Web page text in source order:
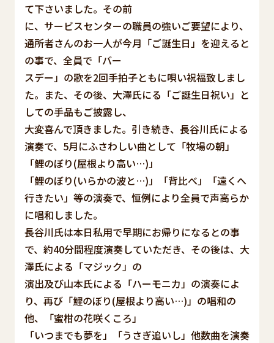
て下さいました。その前
に、サービスセンターの職員の強いご要望により、
通所者さんのお一人が今月「ご誕生日」を迎えると
の事で、全員で「バー
スデー」の歌を2回手拍子ともに唄い祝福致しまし
た。また、その後、大澤氏にる「ご誕生日祝い」と
しての手品もご披露し、
大変喜んで頂きました。引き続き、長谷川氏による
演奏で、5月にふさわしい曲として「牧場の朝」
「鯉のぼり(屋根より高い…)」
「鯉のぼり(いらかの波と…)」「背比べ」「遠くへ
行きたい」等の演奏で、恒例により全員で声高らか
に唱和しました。
長谷川氏は本日私用で早期にお帰りになるとの事
で、約40分間程度演奏していただき、その後は、大
澤氏による「マジック」の
演出及び山本氏による「ハーモニカ」の演奏によ
り、再び「鯉のぼり(屋根より高い…)」の唱和の
他、「蜜柑の花咲くころ」
「いつまでも夢を」「うさぎ追いし」他数曲を演奏